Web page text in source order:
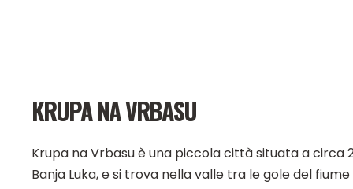
KRUPA NA VRBASU
Krupa na Vrbasu è una piccola città situata a circa
Banja Luka, e si trova nella valle tra le gole del